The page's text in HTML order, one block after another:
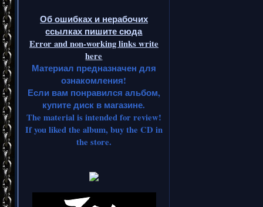
Об ошибках и нерабочих
ссылках пишите сюда
Error and non-working links write
here
Материал предназначен для
ознакомления!
Если вам понравился альбом,
купите диск в магазине.
The material is intended for review!
If you liked the album, buy the CD in
the store.